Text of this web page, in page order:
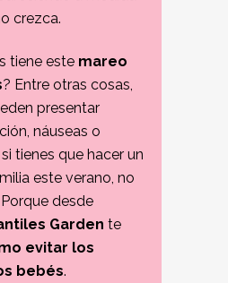
crezca.
tiene este mareo
? Entre otras cosas,
presentar
náuseas o
tienes que hacer un
este verano, no
desde
Garden te
evitar los
bebés.